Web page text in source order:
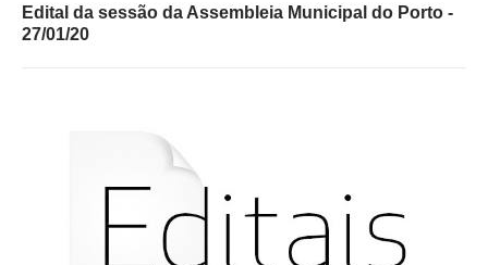
Edital da sessão da Assembleia Municipal do Porto -
27/01/20